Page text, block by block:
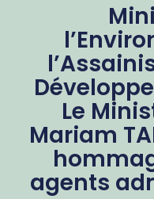
Le
Mariam
agents